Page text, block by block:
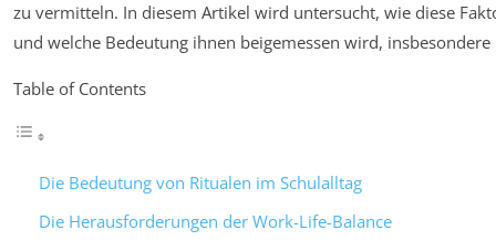
zu vermitteln. In diesem Artikel wird untersucht, wie diese
und welche Bedeutung ihnen beigemessen wird,
Table of Contents
Die Bedeutung von Ritualen im Schulalltag
Die Herausforderungen der Work-Life-Balance